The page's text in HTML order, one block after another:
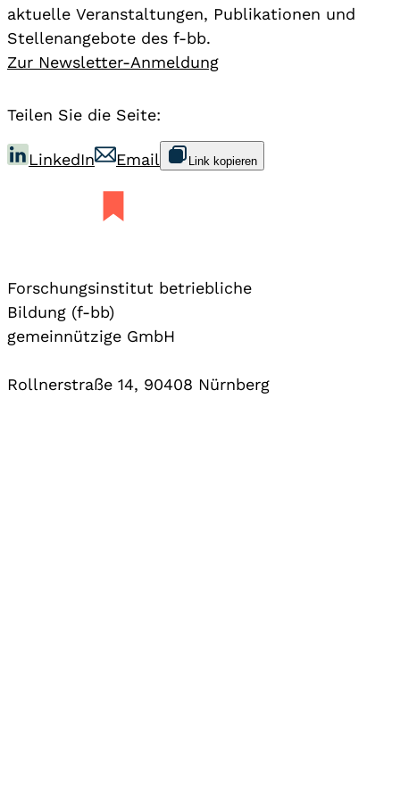
aktuelle Veranstaltungen, Publikationen und
Stellenangebote des f-bb.
Zur Newsletter-Anmeldung
Teilen Sie die Seite:
LinkedIn Email Link kopieren
Forschungsinstitut betriebliche
Bildung (f-bb)
gemeinnützige GmbH
Rollnerstraße 14, 90408 Nürnberg